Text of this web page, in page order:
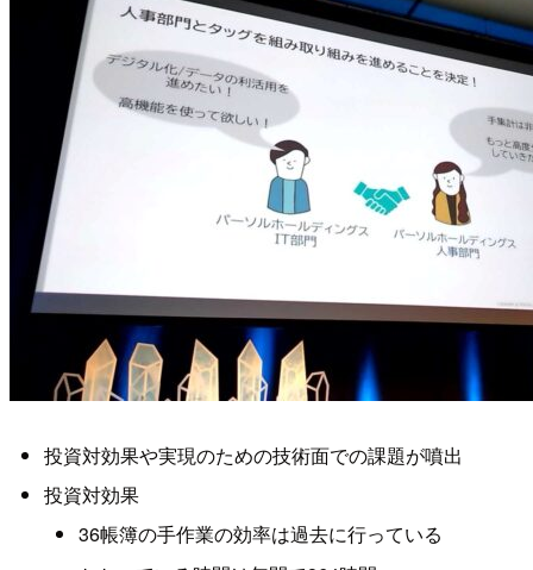
投資対効果や実現のための技術面での課題が噴出
投資対効果
36帳簿の手作業の効率は過去に行っている